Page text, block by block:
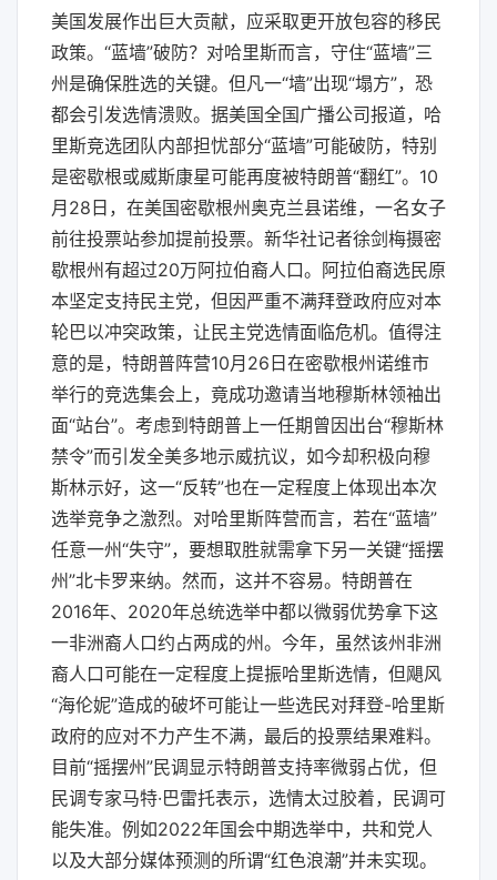
美国发展作出巨大贡献，应采取更开放包容的移民
政策。“蓝墙”破防？对哈里斯而言，守住“蓝墙”三
州是确保胜选的关键。但凡一“墙”出现“塌方”，恐
都会引发选情溃败。据美国全国广播公司报道，哈
里斯竞选团队内部担忧部分“蓝墙”可能破防，特别
是密歇根或威斯康星可能再度被特朗普“翻红”。10
月28日，在美国密歇根州奥克兰县诺维，一名女子
前往投票站参加提前投票。新华社记者徐剑梅摄密
歇根州有超过20万阿拉伯裔人口。阿拉伯裔选民原
本坚定支持民主党，但因严重不满拜登政府应对本
轮巴以冲突政策，让民主党选情面临危机。值得注
意的是，特朗普阵营10月26日在密歇根州诺维市
举行的竞选集会上，竟成功邀请当地穆斯林领袖出
面“站台”。考虑到特朗普上一任期曾因出台“穆斯林
禁令”而引发全美多地示威抗议，如今却积极向穆
斯林示好，这一“反转”也在一定程度上体现出本次
选举竞争之激烈。对哈里斯阵营而言，若在“蓝墙”
任意一州“失守”，要想取胜就需拿下另一关键“摇摆
州”北卡罗来纳。然而，这并不容易。特朗普在
2016年、2020年总统选举中都以微弱优势拿下这
一非洲裔人口约占两成的州。今年，虽然该州非洲
裔人口可能在一定程度上提振哈里斯选情，但飓风
“海伦妮”造成的破坏可能让一些选民对拜登-哈里斯
政府的应对不力产生不满，最后的投票结果难料。
目前“摇摆州”民调显示特朗普支持率微弱占优，但
民调专家马特·巴雷托表示，选情太过胶着，民调可
能失准。例如2022年国会中期选举中，共和党人
以及大部分媒体预测的所谓“红色浪潮”并未实现。